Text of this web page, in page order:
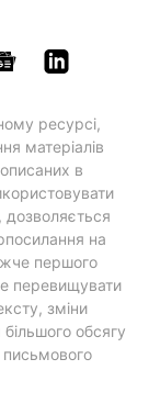
ресурсі,
матеріалів
в
на
першого
перевищувати
зміни
обсягу